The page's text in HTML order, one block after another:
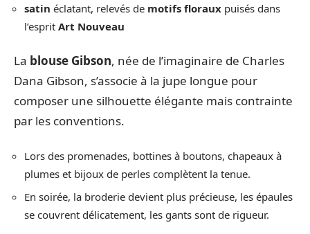
satin éclatant, relevés de motifs floraux puisés dans
l’esprit Art Nouveau
La blouse Gibson, née de l’imaginaire de Charles
Dana Gibson, s’associe à la jupe longue pour
composer une silhouette élégante mais contrainte
par les conventions.
Lors des promenades, bottines à boutons, chapeaux à
plumes et bijoux de perles complètent la tenue.
En soirée, la broderie devient plus précieuse, les épaules
se couvrent délicatement, les gants sont de rigueur.